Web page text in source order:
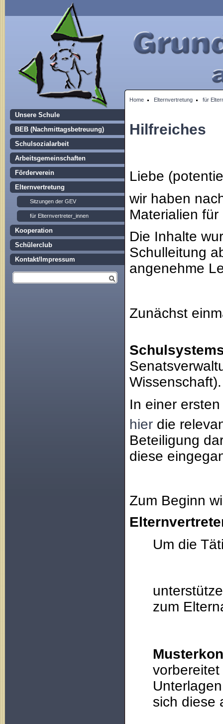
Home Elternvertretung für
Unsere Schule
BEB (Nachmittagsbetreuung)
Schulsozialarbeit
Arbeitsgemeinschaften
Förderverein
Elternvertretung
Sitzungen der GEV
für Elternvertreter_innen
Kooperation
Schülerclub
Kontakt/Impressum
Hilfreiches
Liebe
wir haben
Materialien
Die Inhalte
Schulleitung
angenehme
Zunächst
Wissenschaft).
In einer
hier die
Beteiligung
diese
Zum Beginn
Um die
zum
sich diese